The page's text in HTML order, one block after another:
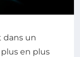
dans un
en plus